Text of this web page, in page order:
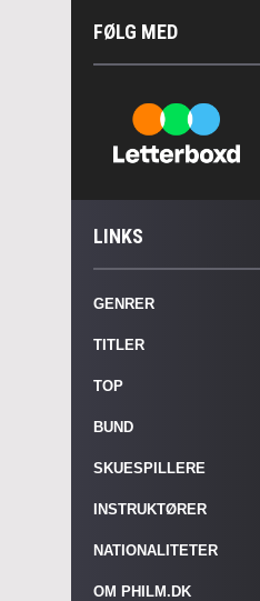
FØLG MED
LINKS
GENRER
TITLER
TOP
BUND
SKUESPILLERE
INSTRUKTØRER
NATIONALITETER
OM PHILM.DK